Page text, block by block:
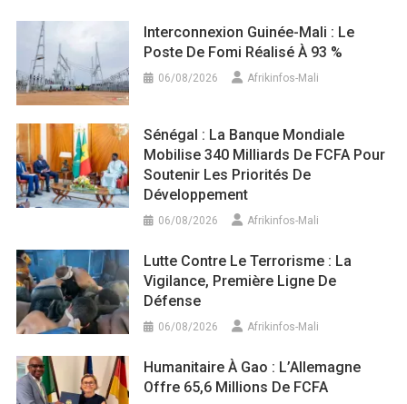
Interconnexion Guinée-Mali : Le
Poste De Fomi Réalisé À 93 %
06/08/2026 Afrikinfos-Mali
Sénégal : La Banque Mondiale
Mobilise 340 Milliards De FCFA Pour
Soutenir Les Priorités De
Développement
06/08/2026 Afrikinfos-Mali
Lutte Contre Le Terrorisme : La
Vigilance, Première Ligne De
Défense
06/08/2026 Afrikinfos-Mali
Humanitaire À Gao : L’Allemagne
Offre 65,6 Millions De FCFA